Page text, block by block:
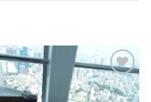
Add to
Wishlist